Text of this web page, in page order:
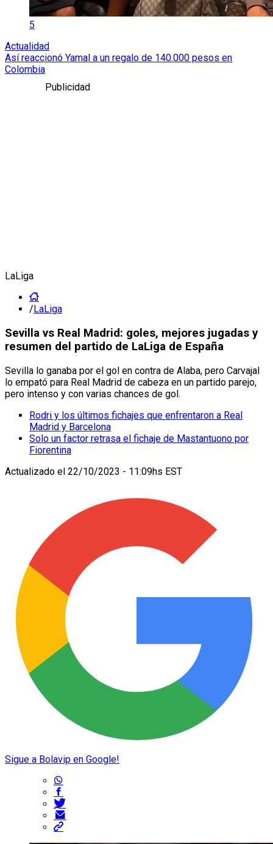
5
Actualidad
Así reaccionó Yamal a un regalo de 140.000 pesos en
Colombia
Publicidad
LaLiga
/ LaLiga
Sevilla vs Real Madrid: goles, mejores jugadas y
resumen del partido de LaLiga de España
Sevilla lo ganaba por el gol en contra de Alaba, pero Carvajal
lo empató para Real Madrid de cabeza en un partido parejo,
pero intenso y con varias chances de gol.
Rodri y los últimos fichajes que enfrentaron a Real
Madrid y Barcelona
Solo un factor retrasa el fichaje de Mastantuono por
Fiorentina
Actualizado el 22/10/2023 - 11:09hs EST
Sigue a Bolavip en Google!